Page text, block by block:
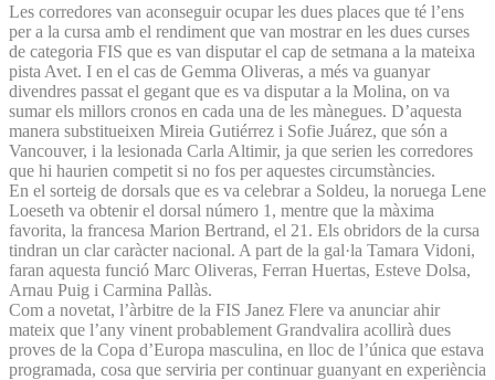
Les corredores van aconseguir ocupar les dues places que té l’ens
per a la cursa amb el rendiment que van mostrar en les dues curses
de categoria FIS que es van disputar el cap de setmana a la mateixa
pista Avet. I en el cas de Gemma Oliveras, a més va guanyar
divendres passat el gegant que es va disputar a la Molina, on va
sumar els millors cronos en cada una de les mànegues. D’aquesta
manera substitueixen Mireia Gutiérrez i Sofie Juárez, que són a
Vancouver, i la lesionada Carla Altimir, ja que serien les corredores
que hi haurien competit si no fos per aquestes circumstàncies.
En el sorteig de dorsals que es va celebrar a Soldeu, la noruega Lene
Loeseth va obtenir el dorsal número 1, mentre que la màxima
favorita, la francesa Marion Bertrand, el 21. Els obridors de la cursa
tindran un clar caràcter nacional. A part de la gal·la Tamara Vidoni,
faran aquesta funció Marc Oliveras, Ferran Huertas, Esteve Dolsa,
Arnau Puig i Carmina Pallàs.
Com a novetat, l’àrbitre de la FIS Janez Flere va anunciar ahir
mateix que l’any vinent probablement Grandvalira acollirà dues
proves de la Copa d’Europa masculina, en lloc de l’única que estava
programada, cosa que serviria per continuar guanyant en experiència